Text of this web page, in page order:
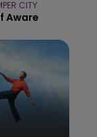
- 19h15
-
CITY
Aware